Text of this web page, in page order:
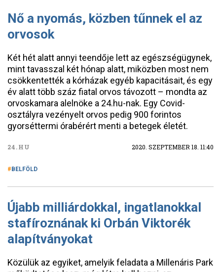
Nő a nyomás, közben tűnnek el az
orvosok
Két hét alatt annyi teendője lett az egészségügynek,
mint tavasszal két hónap alatt, miközben most nem
csökkentették a kórházak egyéb kapacitásait, és egy
év alatt több száz fiatal orvos távozott – mondta az
orvoskamara alelnöke a 24.hu-nak. Egy Covid-
osztályra vezényelt orvos pedig 900 forintos
gyorséttermi órabérért menti a betegek életét.
24.HU 2020. SZEPTEMBER 18. 11:40
BELFÖLD
Újabb milliárdokkal, ingatlanokkal
stafíroznának ki Orbán Viktorék
alapítványokat
Közülük az egyiket, amelyik feladata a Millenáris Park